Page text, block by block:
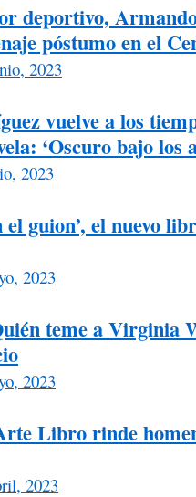
deportivo,
póstumo en el
2023
vuelve a los
‘Oscuro bajo los
2023
el guion’, el nuevo
2023
teme a Virginia
2023
Libro rinde
2023